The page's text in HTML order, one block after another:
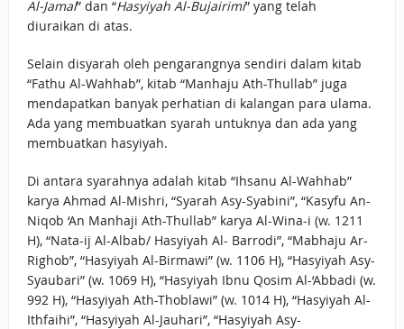
Al-Jamal” dan “Hasyiyah Al-Bujairimi” yang telah
diuraikan di atas.
Selain disyarah oleh pengarangnya sendiri dalam kitab
“Fathu Al-Wahhab”, kitab “Manhaju Ath-Thullab” juga
mendapatkan banyak perhatian di kalangan para ulama.
Ada yang membuatkan syarah untuknya dan ada yang
membuatkan hasyiyah.
Di antara syarahnya adalah kitab “Ihsanu Al-Wahhab”
karya Ahmad Al-Mishri, “Syarah Asy-Syabini”, “Kasyfu An-
Niqob ‘An Manhaji Ath-Thullab” karya Al-Wina-i (w. 1211
H), “Nata-ij Al-Albab/ Hasyiyah Al- Barrodi”, “Mabhaju Ar-
Righob”, “Hasyiyah Al-Birmawi” (w. 1106 H), “Hasyiyah Asy-
Syaubari” (w. 1069 H), “Hasyiyah Ibnu Qosim Al-‘Abbadi (w.
992 H), “Hasyiyah Ath-Thoblawi” (w. 1014 H), “Hasyiyah Al-
Ithfaihi”, “Hasyiyah Al-Jauhari”, “Hasyiyah Asy-